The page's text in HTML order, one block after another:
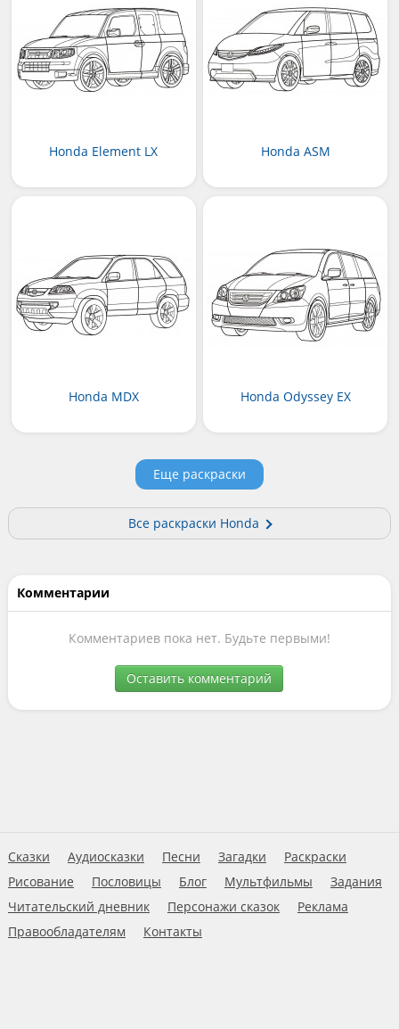
Honda Element LX Honda ASM
Honda MDX Honda Odyssey EX
Еще раскраски
Все раскраски Honda
Комментарии
Комментариев пока нет. Будьте первыми!
Оставить комментарий
Сказки Аудиосказки Песни Загадки
Раскраски
Рисование
Пословицы Блог Мультфильмы
Задания
Читательский дневник
Персонажи сказок
Реклама
Правообладателям
Контакты